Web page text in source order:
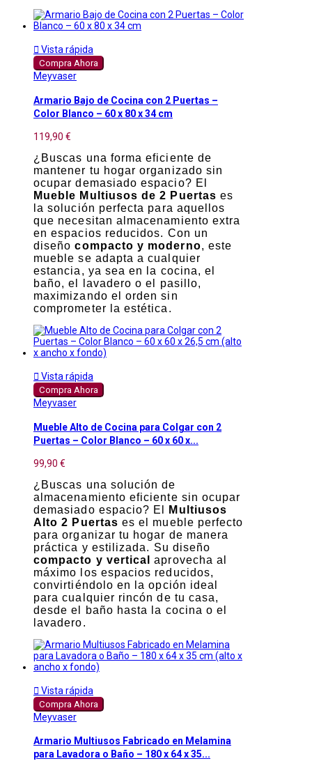
 Vista rápida
Compra Ahora
Meyvaser
Armario Bajo de Cocina con 2 Puertas –
Color Blanco – 60 x 80 x 34 cm
119,90 €
¿Buscas una forma eficiente de
mantener tu hogar organizado sin
ocupar demasiado espacio? El
Mueble Multiusos de 2 Puertas es
la solución perfecta para aquellos
que necesitan almacenamiento extra
en espacios reducidos. Con un
diseñocompacto y moderno, este
mueble se adapta a cualquier
estancia, ya sea en la cocina, el
baño, el lavadero o el pasillo,
maximizando el orden sin
comprometer la estética.
 Vista rápida
Compra Ahora
Meyvaser
Mueble Alto de Cocina para Colgar con 2
Puertas – Color Blanco – 60 x 60 x...
99,90 €
¿Buscas una solución de
almacenamiento eficiente sin ocupar
demasiado espacio? El
Multiusos
Alto 2 Puertas es el mueble perfecto
para organizar tu hogar de manera
práctica y estilizada. Su diseño
compacto y vertical
aprovecha al
máximo los espacios reducidos,
convirtiéndolo en la opción ideal
para cualquier rincón de tu casa,
desde el baño hasta la cocina o el
lavadero.
 Vista rápida
Compra Ahora
Meyvaser
Armario Multiusos Fabricado en Melamina
para Lavadora o Baño – 180 x 64 x 35...